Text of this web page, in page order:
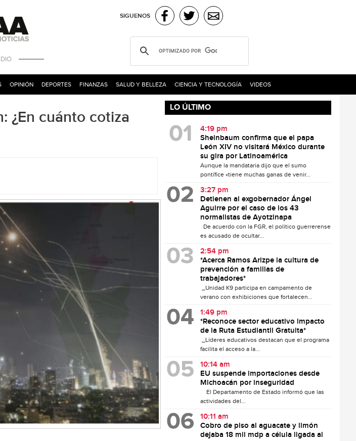
SIGUENOS
OPINIÓN DEPORTES FINANZAS SALUD Y BELLEZA CIENCIA Y TECNOLOGÍA VIDEOS
¿En cuánto cotiza
LO ÚLTIMO
4:19 pm
Sheinbaum confirma que el papa
León XIV no visitará México durante
su gira por Latinoamérica
Aunque la mandataria dijo que el sumo
pontífice «tiene muchas ganas de venir...
3:27 pm
Detienen al exgobernador Ángel
Aguirre por el caso de los 43
normalistas de Ayotzinapa
De acuerdo con la FGR, el político guerrerense
es acusado de ocultar...
2:54 pm
*Acerca Ramos Arizpe la cultura de
prevención a familias de
trabajadores*
_Unidad K9 participa en campamento de
verano con exhibiciones que fortalecen...
1:49 pm
*Reconoce sector educativo impacto
de la Ruta Estudiantil Gratuita*
_Líderes educativos destacan que el programa
facilita el acceso a la...
10:14 am
EU suspende importaciones desde
Michoacán por inseguridad
El Departamento de Estado informó que las
actividades del...
10:11 am
Cobro de piso al aguacate y limón
dejaba 18 mil mdp a célula ligada al